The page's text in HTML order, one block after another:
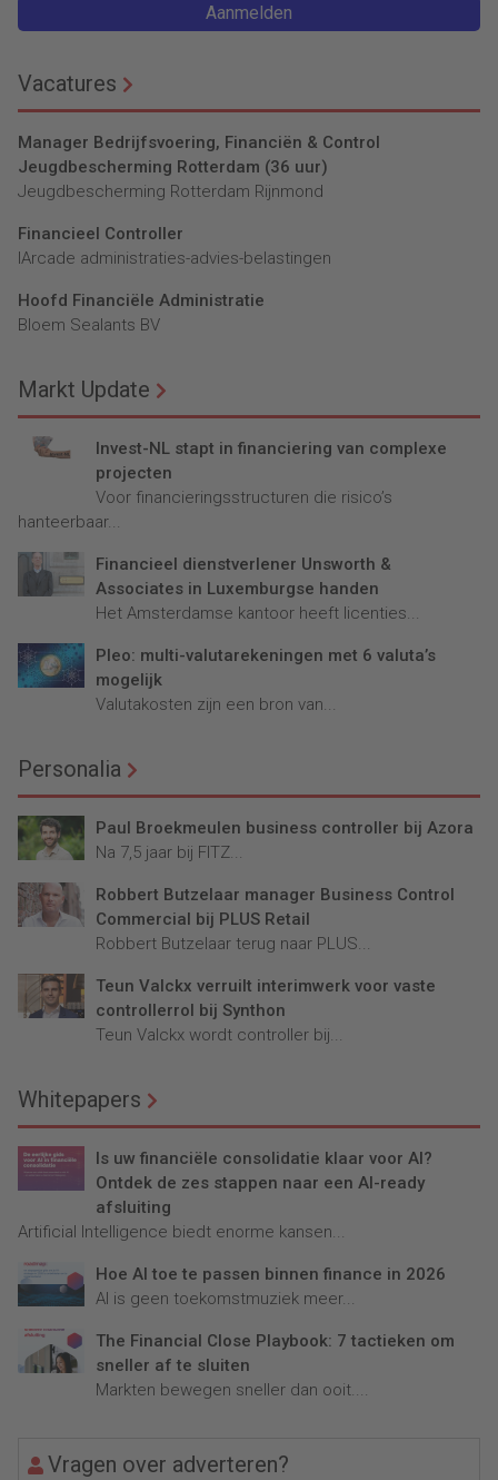
Aanmelden
Vacatures
Manager Bedrijfsvoering, Financiën & Control
Jeugdbescherming Rotterdam (36 uur)
Jeugdbescherming Rotterdam Rijnmond
Financieel Controller
lArcade administraties-advies-belastingen
Hoofd Financiële Administratie
Bloem Sealants BV
Markt Update
Invest-NL stapt in financiering van complexe
projecten
Voor financieringsstructuren die risico’s
hanteerbaar...
Financieel dienstverlener Unsworth &
Associates in Luxemburgse handen
Het Amsterdamse kantoor heeft licenties...
Pleo: multi-valutarekeningen met 6 valuta’s
mogelijk
Valutakosten zijn een bron van...
Personalia
Paul Broekmeulen business controller bij Azora
Na 7,5 jaar bij FITZ...
Robbert Butzelaar manager Business Control
Commercial bij PLUS Retail
Robbert Butzelaar terug naar PLUS...
Teun Valckx verruilt interimwerk voor vaste
controllerrol bij Synthon
Teun Valckx wordt controller bij...
Whitepapers
Is uw financiële consolidatie klaar voor AI?
Ontdek de zes stappen naar een AI-ready
afsluiting
Artificial Intelligence biedt enorme kansen...
Hoe AI toe te passen binnen finance in 2026
AI is geen toekomstmuziek meer...
The Financial Close Playbook: 7 tactieken om
sneller af te sluiten
Markten bewegen sneller dan ooit....
Vragen over adverteren?